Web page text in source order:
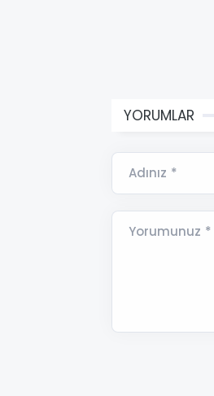
YORUMLAR
Adınız *
Yorumunuz *